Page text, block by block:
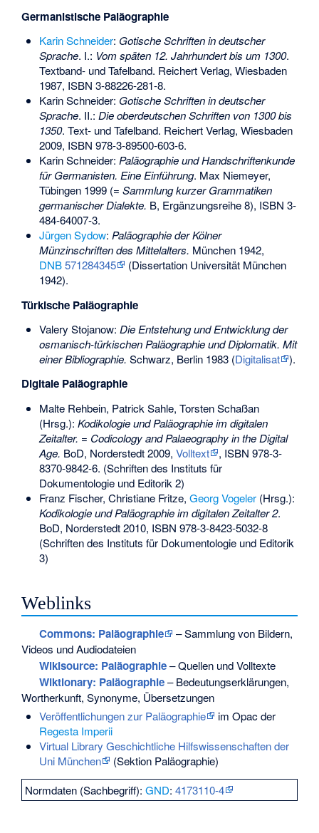
Germanistische Paläographie
Karin Schneider: Gotische Schriften in deutscher
Sprache. I.: Vom späten 12. Jahrhundert bis um 1300.
Textband- und Tafelband. Reichert Verlag, Wiesbaden
1987, ISBN 3-88226-281-8.
Karin Schneider: Gotische Schriften in deutscher
Sprache. II.: Die oberdeutschen Schriften von 1300 bis
1350. Text- und Tafelband. Reichert Verlag, Wiesbaden
2009, ISBN 978-3-89500-603-6.
Karin Schneider: Paläographie und Handschriftenkunde
für Germanisten. Eine Einführung. Max Niemeyer,
Tübingen 1999 (= Sammlung kurzer Grammatiken
germanischer Dialekte. B, Ergänzungsreihe 8), ISBN 3-
484-64007-3.
Jürgen Sydow: Paläographie der Kölner
Münzinschriften des Mittelalters. München 1942,
DNB 571284345
(Dissertation Universität München
1942).
Türkische Paläographie
Valery Stojanow: Die Entstehung und Entwicklung der
osmanisch-türkischen Paläographie und Diplomatik. Mit
einer Bibliographie. Schwarz, Berlin 1983 (Digitalisat ).
Digitale Paläographie
Malte Rehbein, Patrick Sahle, Torsten Schaßan
(Hrsg.): Kodikologie und Paläographie im digitalen
Zeitalter. = Codicology and Palaeography in the Digital
Age. BoD, Norderstedt 2009, Volltext , ISBN 978-3-
8370-9842-6. (Schriften des Instituts für
Dokumentologie und Editorik 2)
Franz Fischer, Christiane Fritze, Georg Vogeler(Hrsg.):
Kodikologie und Paläographie im digitalen Zeitalter 2.
BoD, Norderstedt 2010, ISBN 978-3-8423-5032-8
(Schriften des Instituts für Dokumentologie und Editorik
3)
Weblinks
Commons: Paläographie
– Sammlung von Bildern,
Videos und Audiodateien
Wikisource: Paläographie– Quellen und Volltexte
Wiktionary: Paläographie– Bedeutungserklärungen,
Wortherkunft, Synonyme, Übersetzungen
Veröffentlichungen zur Paläographie
im Opac der
Regesta Imperii
Virtual Library Geschichtliche Hilfswissenschaften der
Uni München
(Sektion Paläographie)
Normdaten (Sachbegriff):GND:4173110-4